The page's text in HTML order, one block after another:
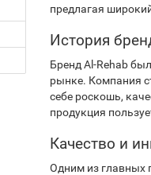
предлагая
История
Бренд Al-Rehab
рынке. Компания
себе роскошь,
продукция
Качество и
Одним из главных